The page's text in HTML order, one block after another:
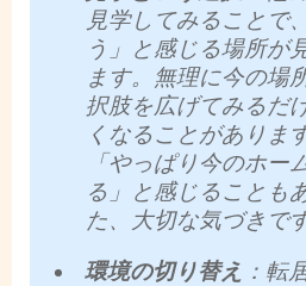
見学してみることで
う」と感じる場所が
ます。無理に今の場
択肢を広げてみるだ
くなることがありま
「やっぱり今のホー
る」と感じることも
た、大切な気づきです
環境の切り替え ：転